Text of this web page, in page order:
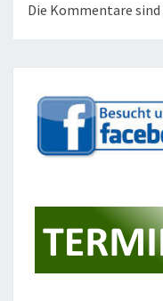
Die Kommentare sind